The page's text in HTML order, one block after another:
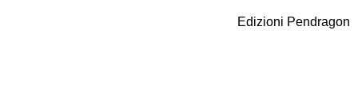
Edizioni Pendragon